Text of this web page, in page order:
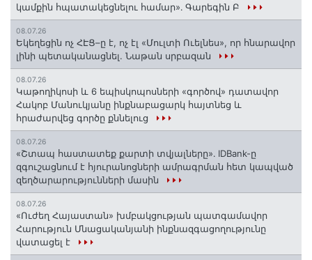
կամքին հպատակեցնելու համար»․ Գարեգին Բ
08.07.26
Եկեղեցին ոչ ՀԷՑ–ը է, ոչ էլ «Մուլտի Ուելնես», որ հնարավոր
լինի պետականացնել. Նաթան սրբազան
08.07.26
️Կաթողիկոսի և 6 եպիսկոպոսների «գործով» դատավոր
Հակոբ Մանուկյանը ինքնաբացարկ հայտնեց և
հրաժարվեց գործը քննելուց
08.07.26
«Շտապ հաստատեք քարտի տվյալները»․ IDBank-ը
զգուշացնում է հյուրանոցների ամրագրման հետ կապված
զեղծարարությունների մասին
08.07.26
«Ուժեղ Հայաստան» խմբակցության պատգամավոր
Հարություն Մնացականյանի ինքնազգացողությունը
վատացել է